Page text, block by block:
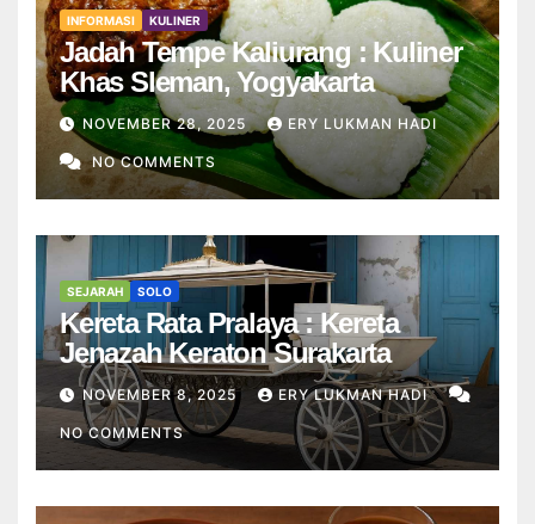
INFORMASI KULINER
Jadah Tempe Kaliurang : Kuliner
Khas Sleman, Yogyakarta
NOVEMBER 28, 2025 ERY LUKMAN HADI
NO COMMENTS
SEJARAH SOLO
Kereta Rata Pralaya : Kereta
Jenazah Keraton Surakarta
NOVEMBER 8, 2025 ERY LUKMAN HADI
NO COMMENTS